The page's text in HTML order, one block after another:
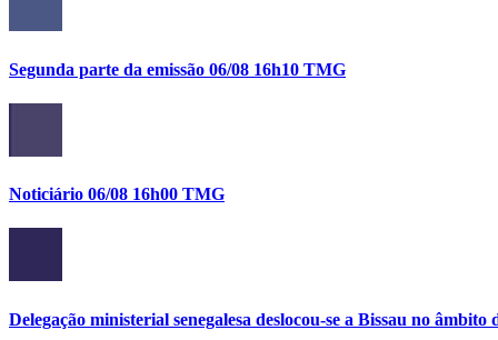
Segunda parte da emissão 06/08 16h10 TMG
Noticiário 06/08 16h00 TMG
Delegação ministerial senegalesa deslocou-se a Bissau no